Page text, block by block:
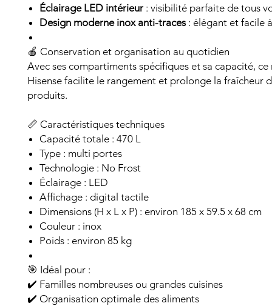
Éclairage LED intérieur : visibilité parfaite de tous
Design moderne inox anti-traces: élégant et facile
🍎 Conservation et organisation au quotidien
Avec ses compartiments spécifiques et sa capacité,
Hisense facilite le rangement et prolonge la fraîcheur
produits.
📏 Caractéristiques techniques
Capacité totale : 470 L
Type : multi portes
Technologie : No Frost
Éclairage : LED
Affichage : digital tactile
Dimensions (H x L x P) : environ 185 x 59.5 x 68 cm
Couleur : inox
Poids : environ 85 kg
🎯 Idéal pour :
✔️ Familles nombreuses ou grandes cuisines
✔️ Organisation optimale des aliments